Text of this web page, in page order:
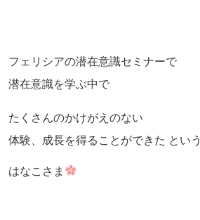
フェリシアの潜在意識セミナーで
潜在意識を学ぶ中で
たくさんのかけがえのない
体験、成長を得ることができた という
はなこさま